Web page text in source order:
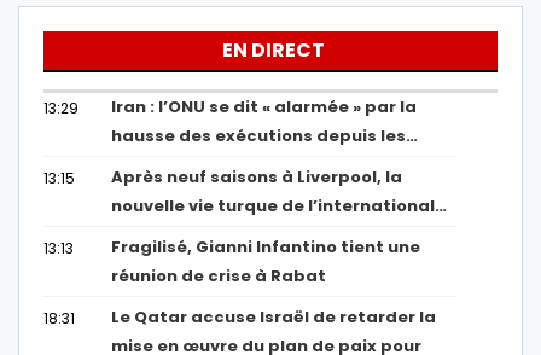
EN DIRECT
13:29
Iran : l’ONU se dit « alarmée » par la
hausse des exécutions depuis les…
13:15
Après neuf saisons à Liverpool, la
nouvelle vie turque de l’international…
13:13
Fragilisé, Gianni Infantino tient une
réunion de crise à Rabat
18:31
Le Qatar accuse Israël de retarder la
mise en œuvre du plan de paix pour